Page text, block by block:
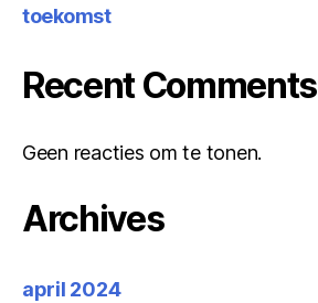
toekomst
Recent Comments
Geen reacties om te tonen.
Archives
april 2024